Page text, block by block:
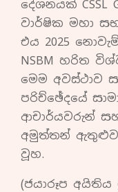
දේශනයක් CSSL
වාර්ෂික මහා
එය 2025
NSBM හරිත
මෙම අවස්ථාව
පරිච්ඡේදයේ
ආචාර්යවරුන්
අමුත්තන් ඇතුළුව
වූහ.
(ජයාරූප